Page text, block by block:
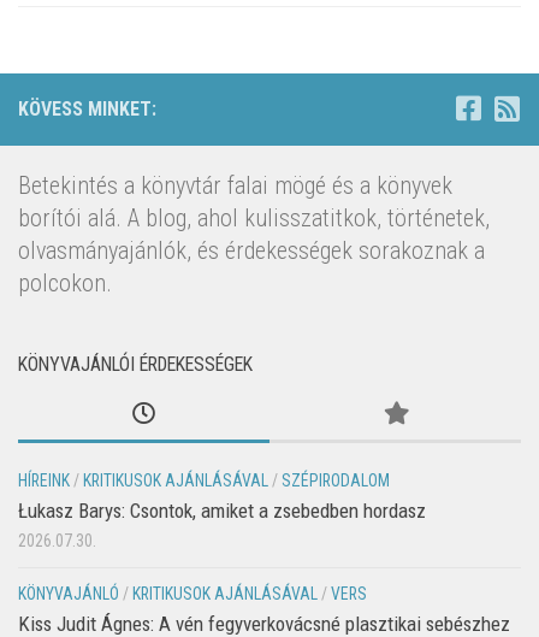
KÖVESS MINKET:
Betekintés a könyvtár falai mögé és a könyvek
borítói alá. A blog, ahol kulisszatitkok, történetek,
olvasmányajánlók, és érdekességek sorakoznak a
polcokon.
KÖNYVAJÁNLÓI ÉRDEKESSÉGEK
HÍREINK / KRITIKUSOK AJÁNLÁSÁVAL / SZÉPIRODALOM
Łukasz Barys: Csontok, amiket a zsebedben hordasz
2026.07.30.
KÖNYVAJÁNLÓ / KRITIKUSOK AJÁNLÁSÁVAL /VERS
Kiss Judit Ágnes: A vén fegyverkovácsné plasztikai sebészhez